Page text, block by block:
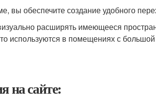
вы обеспечите создание удобного
расширять имеющееся
используются в помещениях с
на сайте: